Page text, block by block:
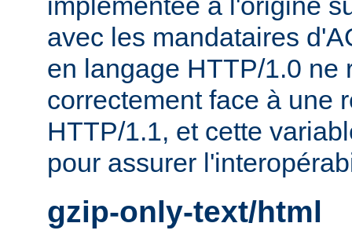
avec les mandataires
en langage HTTP/1.0 ne
correctement face à une
HTTP/1.1, et cette
pour assurer
gzip-only-text/html